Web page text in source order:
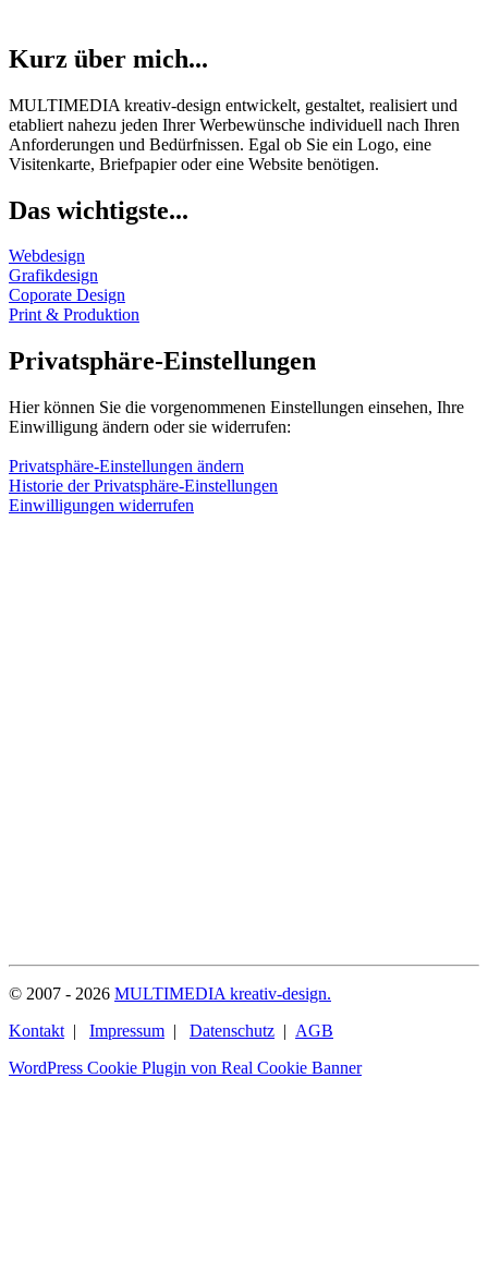
Kurz über mich...
MULTIMEDIA kreativ-design entwickelt, gestaltet, realisiert und
etabliert nahezu jeden Ihrer Werbewünsche individuell nach Ihren
Anforderungen und Bedürfnissen. Egal ob Sie ein Logo, eine
Visitenkarte, Briefpapier oder eine Website benötigen.
Das wichtigste...
Webdesign
Grafikdesign
Coporate Design
Print & Produktion
Privatsphäre-Einstellungen
Hier können Sie die vorgenommenen Einstellungen einsehen, Ihre
Einwilligung ändern oder sie widerrufen:
Privatsphäre-Einstellungen ändern
Historie der Privatsphäre-Einstellungen
Einwilligungen widerrufen
© 2007 - 2026 MULTIMEDIA kreativ-design.
Kontakt | Impressum | Datenschutz | AGB
WordPress Cookie Plugin von Real Cookie Banner